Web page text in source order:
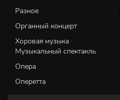
Разное
Органный концерт
Хоровая музыка
Музыкальный спектакль
Опера
Оперетта